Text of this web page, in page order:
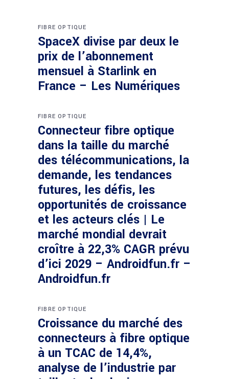
FIBRE OPTIQUE
SpaceX divise par deux le
prix de l’abonnement
mensuel à Starlink en
France – Les Numériques
FIBRE OPTIQUE
Connecteur fibre optique
dans la taille du marché
des télécommunications, la
demande, les tendances
futures, les défis, les
opportunités de croissance
et les acteurs clés | Le
marché mondial devrait
croître à 22,3% CAGR prévu
d’ici 2029 – Androidfun.fr –
Androidfun.fr
FIBRE OPTIQUE
Croissance du marché des
connecteurs à fibre optique
à un TCAC de 14,4%,
analyse de l’industrie par